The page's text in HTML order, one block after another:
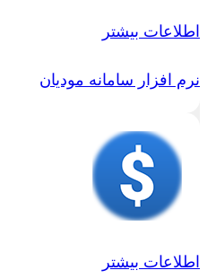
اطلاعات بیشتر
نرم افزار سامانه مودیان
اطلاعات بیشتر